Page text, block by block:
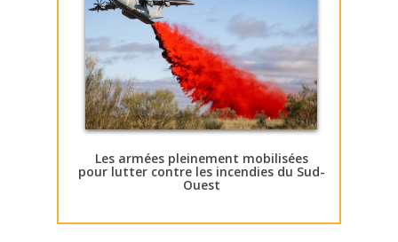
Les armées pleinement mobilisées
pour lutter contre les incendies du Sud-
Ouest